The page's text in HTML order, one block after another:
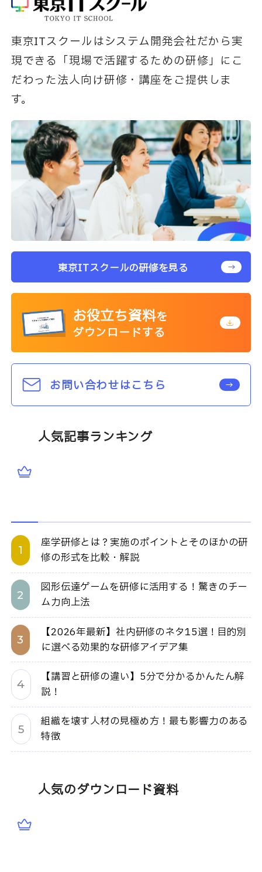
東京ITスクールはシステム開発会社だから実
現できる「現場で活躍するための研修」にこ
だわった法人向け研修・講座をご提供しま
す。
東京ITスクールの研修を見る
お役立ち資料を
ダウンロードする
お問い合わせはこちら
人気記事ランキング
座学研修とは？実施のポイントとそのほかの研
修の形式を比較・解説
図形伝達ゲームを研修に活用する！驚きのチー
ム力向上法
【2026年最新】社内研修のネタ15選！目的別
に選べる効果的な研修アイデア集
【講習と研修の違い】5分で分かるかんたん解
説！
組織を壊す人材の見極め方！最も影響力のある
特徴
人気のダウンロード資料